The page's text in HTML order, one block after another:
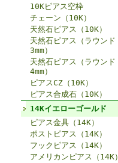
10Kピアス空枠
チェーン（10K）
天然石ピアス（10K）
天然石ピアス（ラウンド
3mm）
天然石ピアス（ラウンド
4mm）
ピアスCZ（10K）
ピアス合成石（10K）
14Kイエローゴールド
ピアス金具（14K）
ポストピアス（14K）
フックピアス（14K）
アメリカンピアス（14K）